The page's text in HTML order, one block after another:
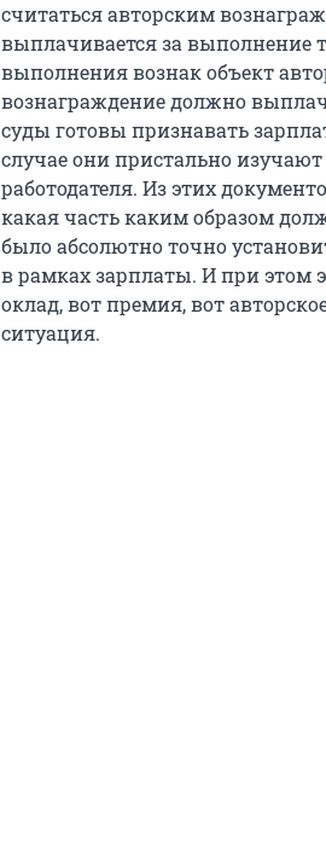
считаться авторским
выплачивается за выполнение
выполнения вознак объект
вознаграждение должно
суды готовы признавать
случае они пристально
работодателя. Из этих
какая часть каким образом
было абсолютно точно
в рамках зарплаты. И при этом
оклад, вот премия, вот
ситуация.